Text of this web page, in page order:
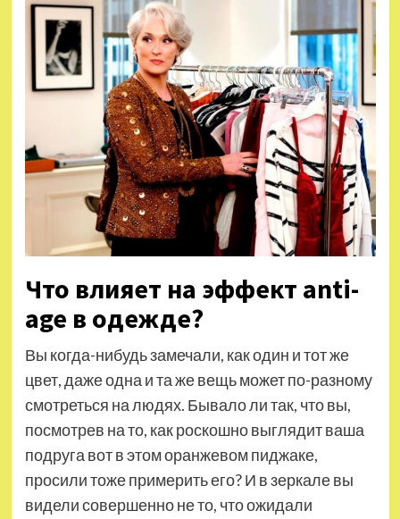
Что влияет на эффект anti-
age в одежде?
Вы когда-нибудь замечали, как один и тот же
цвет, даже одна и та же вещь может по-разному
смотреться на людях. Бывало ли так, что вы,
посмотрев на то, как роскошно выглядит ваша
подруга вот в этом оранжевом пиджаке,
просили тоже примерить его? И в зеркале вы
видели совершенно не то, что ожидали